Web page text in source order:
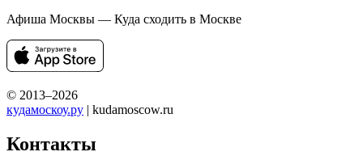
Афиша Москвы — Куда сходить в Москве
© 2013–2026
кудамоскоу.ру | kudamoscow.ru
Контакты